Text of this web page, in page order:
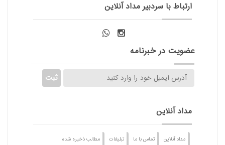
ارتباط با سردبیر مداد آنلاین
عضویت در خبرنامه
مداد آنلاین
مداد آنلاین تماس با ما تبلیغات مطالب ذخیره شده